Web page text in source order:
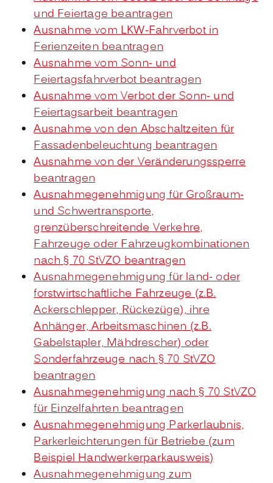
und Feiertage beantragen
Ausnahme vom LKW-Fahrverbot in
Ferienzeiten beantragen
Ausnahme vom Sonn- und
Feiertagsfahrverbot beantragen
Ausnahme vom Verbot der Sonn- und
Feiertagsarbeit beantragen
Ausnahme von den Abschaltzeiten für
Fassadenbeleuchtung beantragen
Ausnahme von der Veränderungssperre
beantragen
Ausnahmegenehmigung für Großraum-
und Schwertransporte,
grenzüberschreitende Verkehre,
Fahrzeuge oder Fahrzeugkombinationen
nach § 70 StVZO beantragen
Ausnahmegenehmigung für land- oder
forstwirtschaftliche Fahrzeuge (z.B.
Ackerschlepper, Rückezüge), ihre
Anhänger, Arbeitsmaschinen (z.B.
Gabelstapler, Mähdrescher) oder
Sonderfahrzeuge nach § 70 StVZO
beantragen
Ausnahmegenehmigung nach § 70 StVZO
für Einzelfahrten beantragen
Ausnahmegenehmigung Parkerlaubnis,
Parkerleichterungen für Betriebe (zum
Beispiel Handwerkerparkausweis)
Ausnahmegenehmigung zum